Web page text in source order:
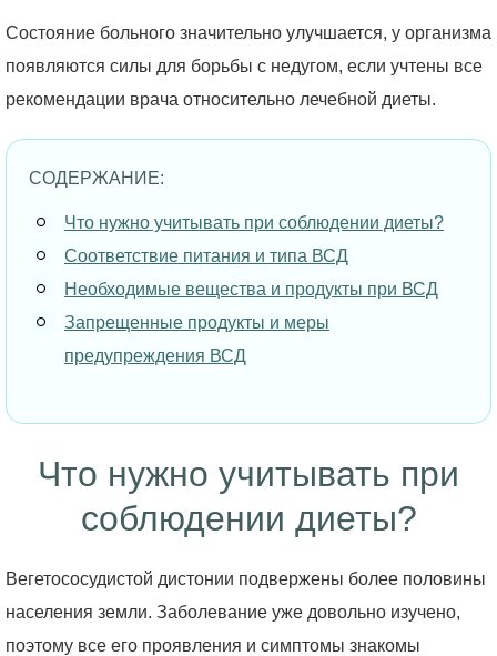
Состояние больного значительно улучшается, у организма
появляются силы для борьбы с недугом, если учтены все
рекомендации врача относительно лечебной диеты.
СОДЕРЖАНИЕ:
Что нужно учитывать при соблюдении диеты?
Соответствие питания и типа ВСД
Необходимые вещества и продукты при ВСД
Запрещенные продукты и меры
предупреждения ВСД
Что нужно учитывать при
соблюдении диеты?
Вегетососудистой дистонии подвержены более половины
населения земли. Заболевание уже довольно изучено,
поэтому все его проявления и симптомы знакомы